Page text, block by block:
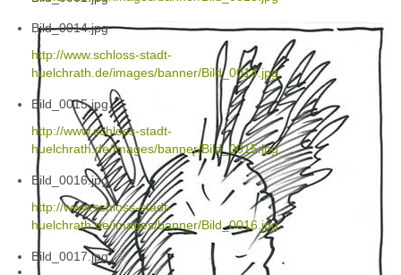
Bild_0014.jpg
http://www.schloss-stadt-
huelchrath.de/images/banner/Bild_0014.jpg
Bild_0015.jpg
http://www.schloss-stadt-
huelchrath.de/images/banner/Bild_0015.jpg
Bild_0016.jpg
http://www.schloss-stadt-
huelchrath.de/images/banner/Bild_0016.jpg
Bild_0017.jpg